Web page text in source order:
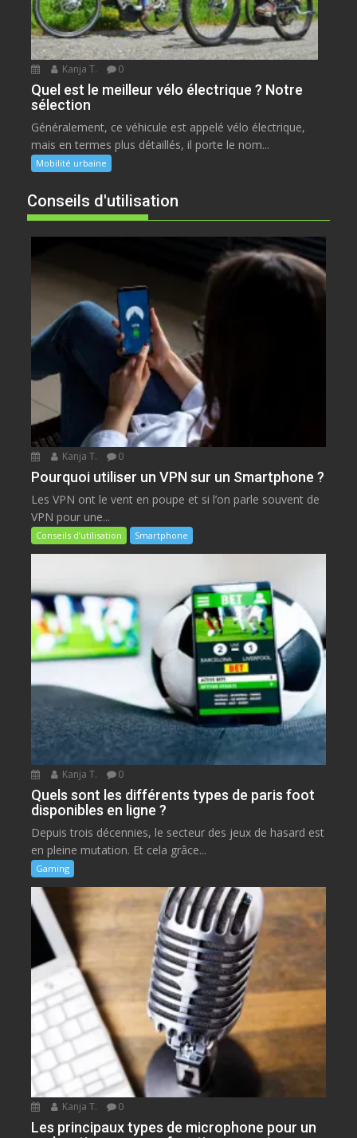
Kanja T. 0
Quel est le meilleur vélo électrique ? Notre
sélection
Généralement, ce véhicule est appelé vélo électrique,
mais en termes plus détaillés, il porte le nom...
Mobilité urbaine
Conseils d'utilisation
Kanja T. 0
Pourquoi utiliser un VPN sur un Smartphone ?
Les VPN ont le vent en poupe et si l’on parle souvent de
VPN pour une...
Conseils d’utilisation Smartphone
Kanja T. 0
Quels sont les différents types de paris foot
disponibles en ligne ?
Depuis trois décennies, le secteur des jeux de hasard est
en pleine mutation. Et cela grâce...
Gaming
Kanja T. 0
Les principaux types de microphone pour un